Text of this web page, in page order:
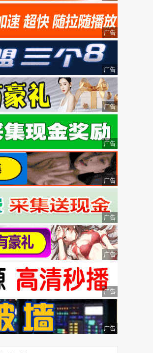
广告
广告
广告
广告
广告
广告
广告
广告
广告